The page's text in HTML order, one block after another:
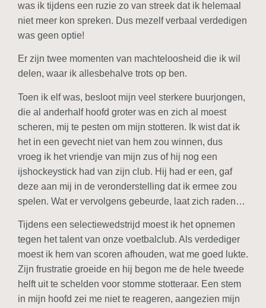
was ik tijdens een ruzie zo van streek dat ik helemaal
niet meer kon spreken. Dus mezelf verbaal verdedigen
was geen optie!
Er zijn twee momenten van machteloosheid die ik wil
delen, waar ik allesbehalve trots op ben.
Toen ik elf was, besloot mijn veel sterkere buurjongen,
die al anderhalf hoofd groter was en zich al moest
scheren, mij te pesten om mijn stotteren. Ik wist dat ik
het in een gevecht niet van hem zou winnen, dus
vroeg ik het vriendje van mijn zus of hij nog een
ijshockeystick had van zijn club. Hij had er een, gaf
deze aan mij in de veronderstelling dat ik ermee zou
spelen. Wat er vervolgens gebeurde, laat zich raden…
Tijdens een selectiewedstrijd moest ik het opnemen
tegen het talent van onze voetbalclub. Als verdediger
moest ik hem van scoren afhouden, wat me goed lukte.
Zijn frustratie groeide en hij begon me de hele tweede
helft uit te schelden voor stomme stotteraar. Een stem
in mijn hoofd zei me niet te reageren, aangezien mijn